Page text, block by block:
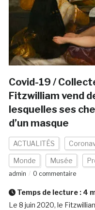
Covid-19 /
Fitzwilliam vend
lesquelles ses
d’un masque
ACTUALITÉS
Monde Musée
admin
0 commentaire
Temps de lecture : 4
Le 8 juin 2020, le